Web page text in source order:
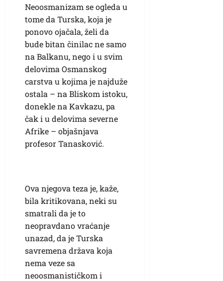
Neoosmanizam se ogleda u
tome da Turska, koja je
ponovo ojačala, želi da
bude bitan činilac ne samo
na Balkanu, nego i u svim
delovima Osmanskog
carstva u kojima je najduže
ostala – na Bliskom istoku,
donekle na Kavkazu, pa
čak i u delovima severne
Afrike – objašnjava
profesor Tanasković.
Ova njegova teza je, kaže,
bila kritikovana, neki su
smatrali da je to
neopravdano vraćanje
unazad, da je Turska
savremena država koja
nema veze sa
neoosmanističkom i